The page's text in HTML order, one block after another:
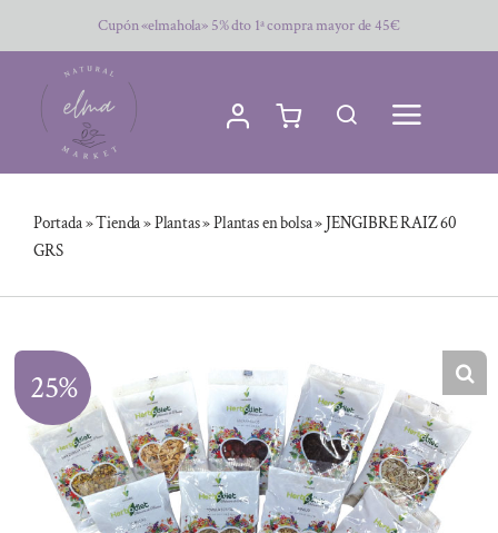
al
contenido
Cupón «elmahola» 5% dto 1ª compra mayor de 45€
Portada»Tienda»Plantas»Plantas en bolsa»JENGIBRE RAIZ 60
GRS
25%